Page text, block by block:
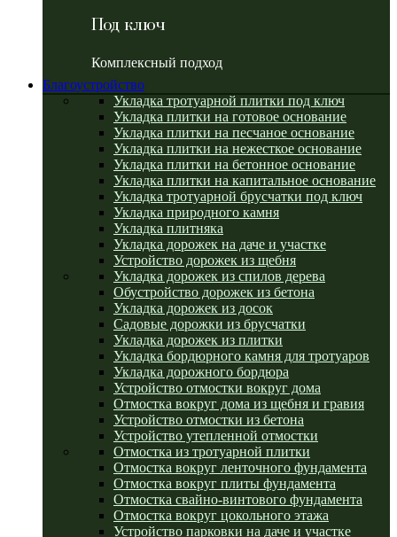
Под ключ
Комплексный подход
Благоустройство
Укладка тротуарной плитки под ключ
Укладка плитки на готовое основание
Укладка плитки на песчаное основание
Укладка плитки на нежесткое основание
Укладка плитки на бетонное основание
Укладка плитки на капитальное основание
Укладка тротуарной брусчатки под ключ
Укладка природного камня
Укладка плитняка
Укладка дорожек на даче и участке
Устройство дорожек из щебня
Укладка дорожек из спилов дерева
Обустройство дорожек из бетона
Укладка дорожек из досок
Садовые дорожки из брусчатки
Укладка дорожек из плитки
Укладка бордюрного камня для тротуаров
Укладка дорожного бордюра
Устройство отмостки вокруг дома
Отмостка вокруг дома из щебня и гравия
Устройство отмостки из бетона
Устройство утепленной отмостки
Отмостка из тротуарной плитки
Отмостка вокруг ленточного фундамента
Отмостка вокруг плиты фундамента
Отмостка свайно-винтового фундамента
Отмостка вокруг цокольного этажа
Устройство парковки на даче и участке